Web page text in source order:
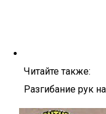
Читайте также:
Разгибание рук